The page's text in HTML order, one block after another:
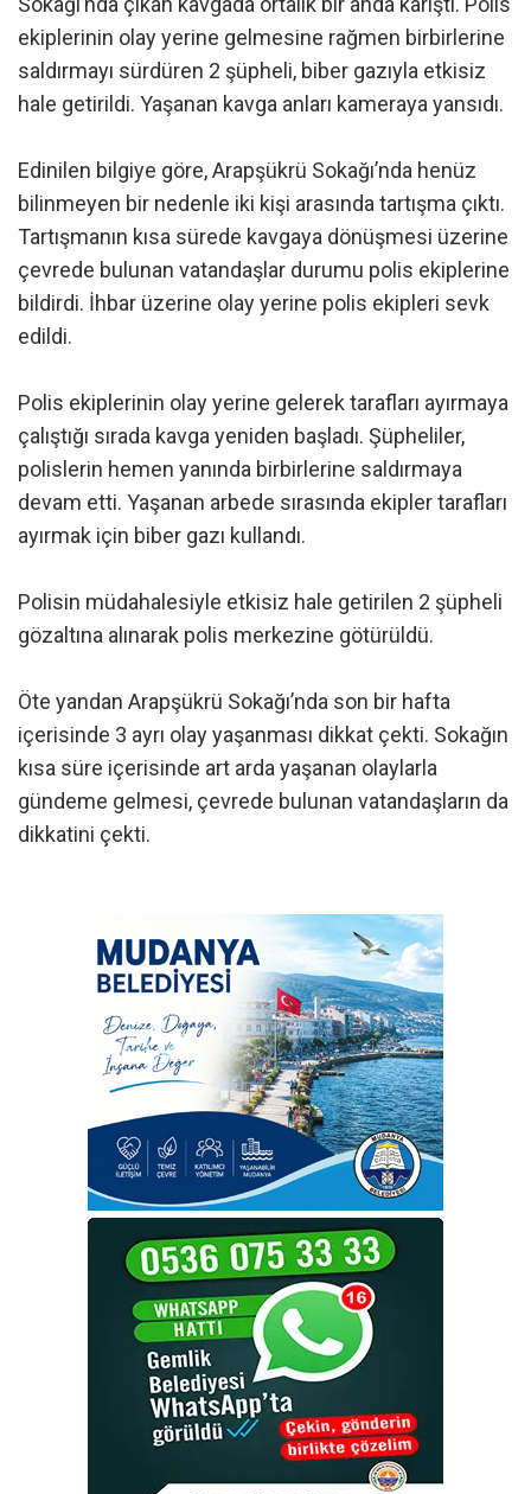
ekiplerinin olay yerine gelmesine rağmen birbirlerine
saldırmayı sürdüren 2 şüpheli, biber gazıyla etkisiz
hale getirildi. Yaşanan kavga anları kameraya yansıdı.
Edinilen bilgiye göre, Arapşükrü Sokağı’nda henüz
bilinmeyen bir nedenle iki kişi arasında tartışma çıktı.
Tartışmanın kısa sürede kavgaya dönüşmesi üzerine
çevrede bulunan vatandaşlar durumu polis ekiplerine
bildirdi. İhbar üzerine olay yerine polis ekipleri sevk
edildi.
Polis ekiplerinin olay yerine gelerek tarafları ayırmaya
çalıştığı sırada kavga yeniden başladı. Şüpheliler,
polislerin hemen yanında birbirlerine saldırmaya
devam etti. Yaşanan arbede sırasında ekipler tarafları
ayırmak için biber gazı kullandı.
Polisin müdahalesiyle etkisiz hale getirilen 2 şüpheli
gözaltına alınarak polis merkezine götürüldü.
Öte yandan Arapşükrü Sokağı’nda son bir hafta
içerisinde 3 ayrı olay yaşanması dikkat çekti. Sokağın
kısa süre içerisinde art arda yaşanan olaylarla
gündeme gelmesi, çevrede bulunan vatandaşların da
dikkatini çekti.